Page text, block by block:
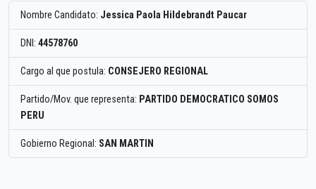
Nombre Candidato: Jessica Paola Hildebrandt Paucar
DNI: 44578760
Cargo al que postula: CONSEJERO REGIONAL
Partido/Mov. que representa: PARTIDO DEMOCRATICO SOMOS
PERU
Gobierno Regional: SAN MARTIN